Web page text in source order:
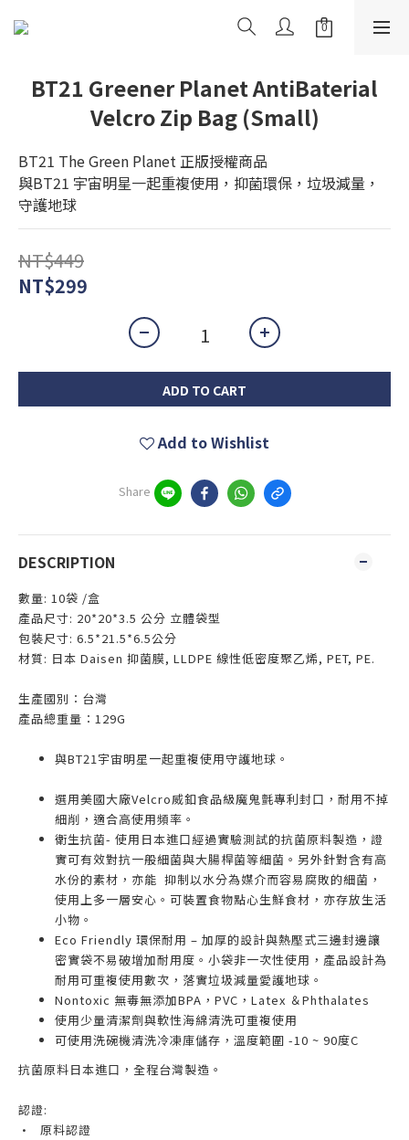
BT21 Greener Planet AntiBaterial
Velcro Zip Bag (Small)
BT21 The Green Planet 正版授權商品
與BT21 宇宙明星一起重複使用，抑菌環保，垃圾減量，
守護地球
NT$449
NT$299
ADD TO CART
Add to Wishlist
Share
DESCRIPTION
數量: 10袋 /盒
產品尺寸: 20*20*3.5 公分 立體袋型
包裝尺寸: 6.5*21.5*6.5公分
材質: 日本 Daisen 抑菌膜, LLDPE 線性低密度聚乙烯, PET, PE.
生產國別：台灣
產品總重量：129G
與BT21宇宙明星一起重複使用守護地球。
選用美國大廠Velcro威釦食品級魔鬼氈專利封口，耐用不掉
細削，適合高使用頻率。
衛生抗菌- 使用日本進口經過實驗測試的抗菌原料製造，證
實可有效對抗一般細菌與大腸桿菌等細菌。另外針對含有高
水份的素材，亦能 抑制以水分為媒介而容易腐敗的細菌，
使用上多一層安心。可裝置食物點心生鮮食材，亦存放生活
小物。
Eco Friendly 環保耐用 – 加厚的設計與熱壓式三邊封邊讓
密實袋不易破增加耐用度。小袋非一次性使用，產品設計為
耐用可重複使用數次，落實垃圾減量愛護地球。
Nontoxic 無毒無添加BPA，PVC，Latex ＆Phthalates
使用少量清潔劑與軟性海綿清洗可重複使用
可使用洗碗機清洗冷凍庫儲存，溫度範圍 -10 ~ 90度C
抗菌原料日本進口，全程台灣製造。
認證:
•
原料認證